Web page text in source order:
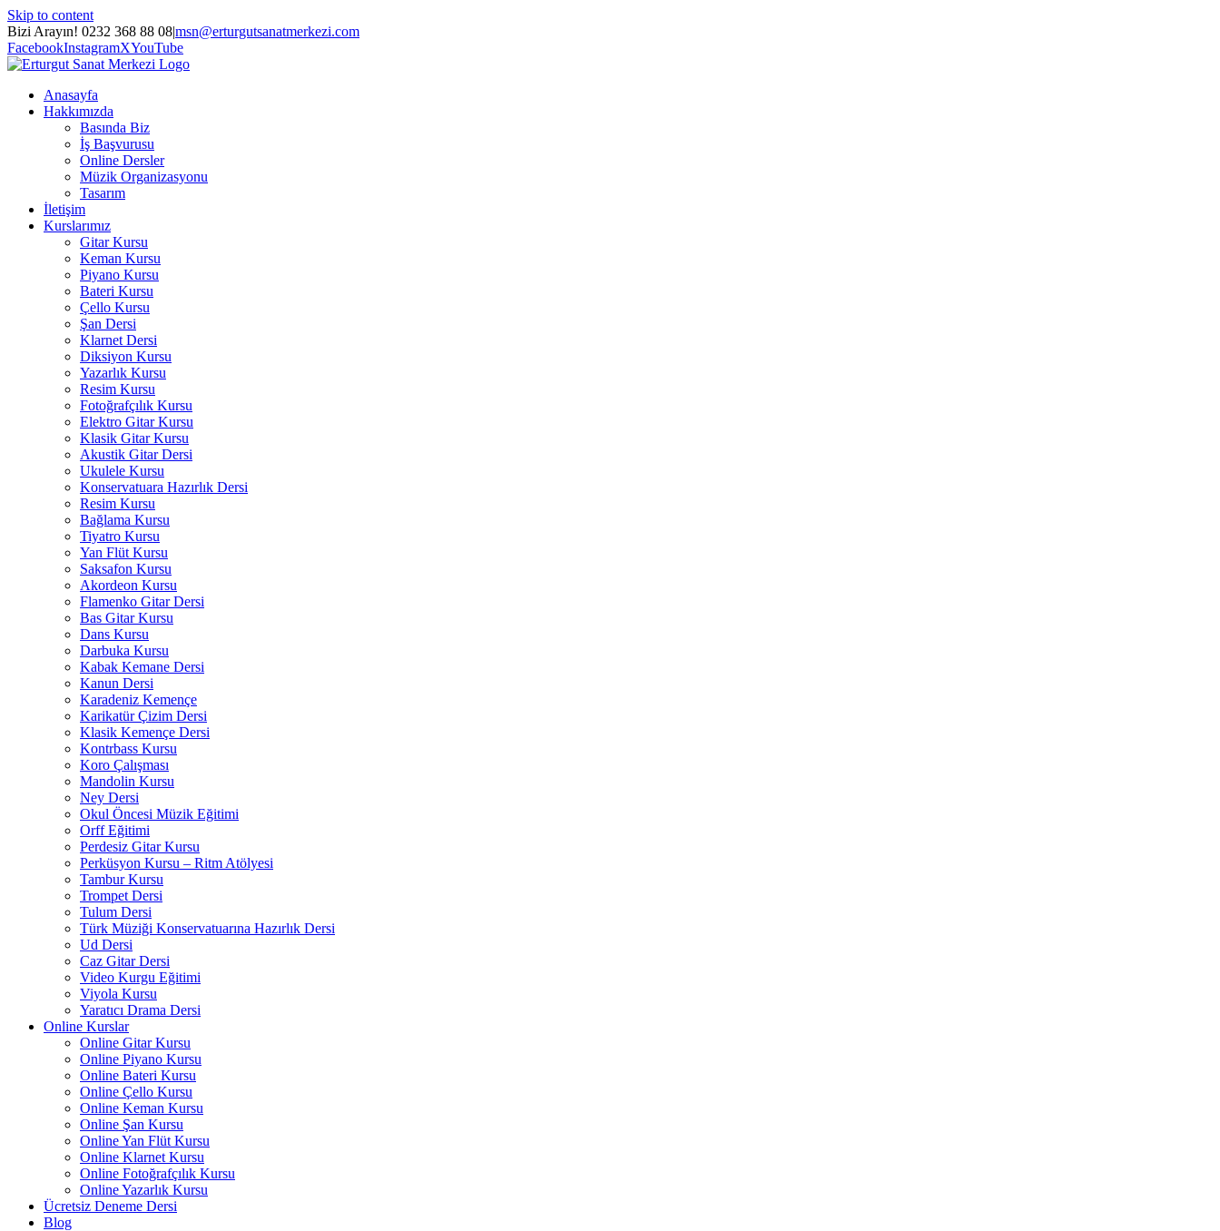
Skip to content
Bizi Arayın! 0232 368 88 08|msn@erturgutsanatmerkezi.com
FacebookInstagramXYouTube
Anasayfa
Hakkımızda
Basında Biz
İş Başvurusu
Online Dersler
Müzik Organizasyonu
Tasarım
İletişim
Kurslarımız
Gitar Kursu
Keman Kursu
Piyano Kursu
Bateri Kursu
Çello Kursu
Şan Dersi
Klarnet Dersi
Diksiyon Kursu
Yazarlık Kursu
Resim Kursu
Fotoğrafçılık Kursu
Elektro Gitar Kursu
Klasik Gitar Kursu
Akustik Gitar Dersi
Ukulele Kursu
Konservatuara Hazırlık Dersi
Resim Kursu
Bağlama Kursu
Tiyatro Kursu
Yan Flüt Kursu
Saksafon Kursu
Akordeon Kursu
Flamenko Gitar Dersi
Bas Gitar Kursu
Dans Kursu
Darbuka Kursu
Kabak Kemane Dersi
Kanun Dersi
Karadeniz Kemençe
Karikatür Çizim Dersi
Klasik Kemençe Dersi
Kontrbass Kursu
Koro Çalışması
Mandolin Kursu
Ney Dersi
Okul Öncesi Müzik Eğitimi
Orff Eğitimi
Perdesiz Gitar Kursu
Perküsyon Kursu – Ritm Atölyesi
Tambur Kursu
Trompet Dersi
Tulum Dersi
Türk Müziği Konservatuarına Hazırlık Dersi
Ud Dersi
Caz Gitar Dersi
Video Kurgu Eğitimi
Viyola Kursu
Yaratıcı Drama Dersi
Online Kurslar
Online Gitar Kursu
Online Piyano Kursu
Online Bateri Kursu
Online Çello Kursu
Online Keman Kursu
Online Şan Kursu
Online Yan Flüt Kursu
Online Klarnet Kursu
Online Fotoğrafçılık Kursu
Online Yazarlık Kursu
Ücretsiz Deneme Dersi
Blog